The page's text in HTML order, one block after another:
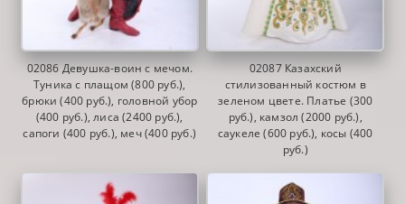
02086 Девушка-воин с мечом.
Туника с плащом (800 руб.),
брюки (400 руб.), головной убор
(400 руб.), лиса (2400 руб.),
сапоги (400 руб.), меч (400 руб.)
02087 Казахский
стилизованный костюм в
зеленом цвете. Платье (300
руб.), камзол (2000 руб.),
саукеле (600 руб.), косы (400
руб.)